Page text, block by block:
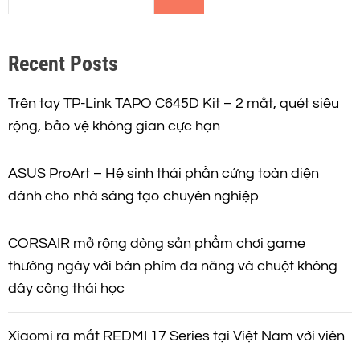
m
i
m
Recent Posts
Trên tay TP-Link TAPO C645D Kit – 2 mắt, quét siêu
rộng, bảo vệ không gian cực hạn
ASUS ProArt – Hệ sinh thái phần cứng toàn diện
dành cho nhà sáng tạo chuyên nghiệp
CORSAIR mở rộng dòng sản phẩm chơi game
thường ngày với bàn phím đa năng và chuột không
dây công thái học
Xiaomi ra mắt REDMI 17 Series tại Việt Nam với viên